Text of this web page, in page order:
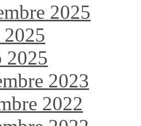
2025
2025
2023
2022